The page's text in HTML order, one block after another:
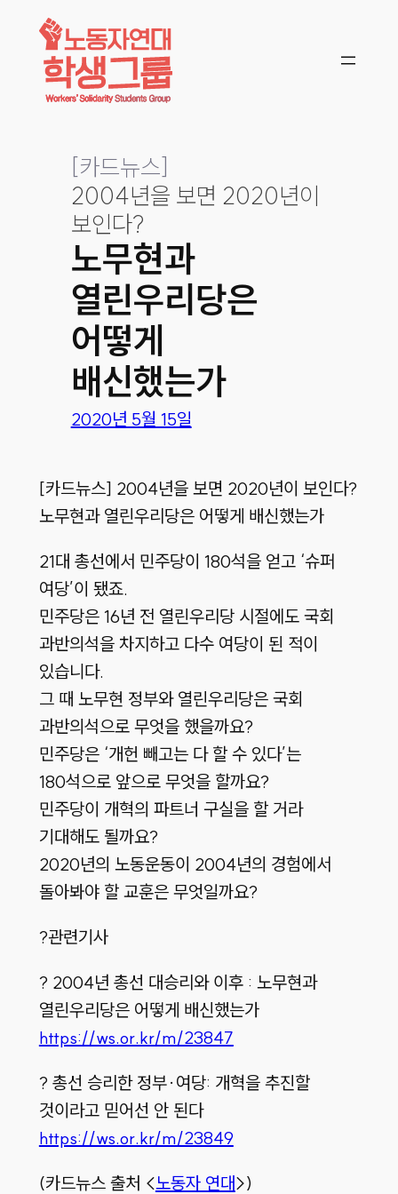
콘텐츠로
바로가기
[카드뉴스]
2004년을 보면 2020년이
보인다?
노무현과
열린우리당은
어떻게
배신했는가
2020년 5월 15일
[카드뉴스] 2004년을 보면 2020년이 보인다?
노무현과 열린우리당은 어떻게 배신했는가
21대 총선에서 민주당이 180석을 얻고 ‘슈퍼
여당’이 됐죠.
민주당은 16년 전 열린우리당 시절에도 국회
과반의석을 차지하고 다수 여당이 된 적이
있습니다.
그 때 노무현 정부와 열린우리당은 국회
과반의석으로 무엇을 했을까요?
민주당은 ‘개헌 빼고는 다 할 수 있다’는
180석으로 앞으로 무엇을 할까요?
민주당이 개혁의 파트너 구실을 할 거라
기대해도 될까요?
2020년의 노동운동이 2004년의 경험에서
돌아봐야 할 교훈은 무엇일까요?
?관련기사
? 2004년 총선 대승리와 이후 : 노무현과
열린우리당은 어떻게 배신했는가
https://ws.or.kr/m/23847
? 총선 승리한 정부·여당: 개혁을 추진할
것이라고 믿어선 안 된다
https://ws.or.kr/m/23849
(카드뉴스 출처 <노동자 연대>)